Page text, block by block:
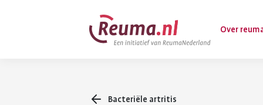
Over
Bacteriële artritis